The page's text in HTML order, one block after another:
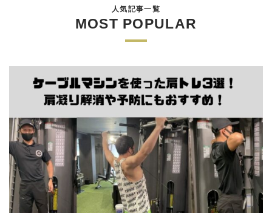
人気記事一覧
MOST POPULAR